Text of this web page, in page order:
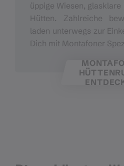
üppige Wiesen,
Hütten. Zahlreiche
laden unterwegs zur
Dich mit Montafoner